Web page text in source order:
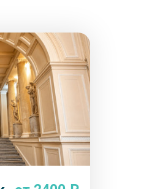
полностью
В случае